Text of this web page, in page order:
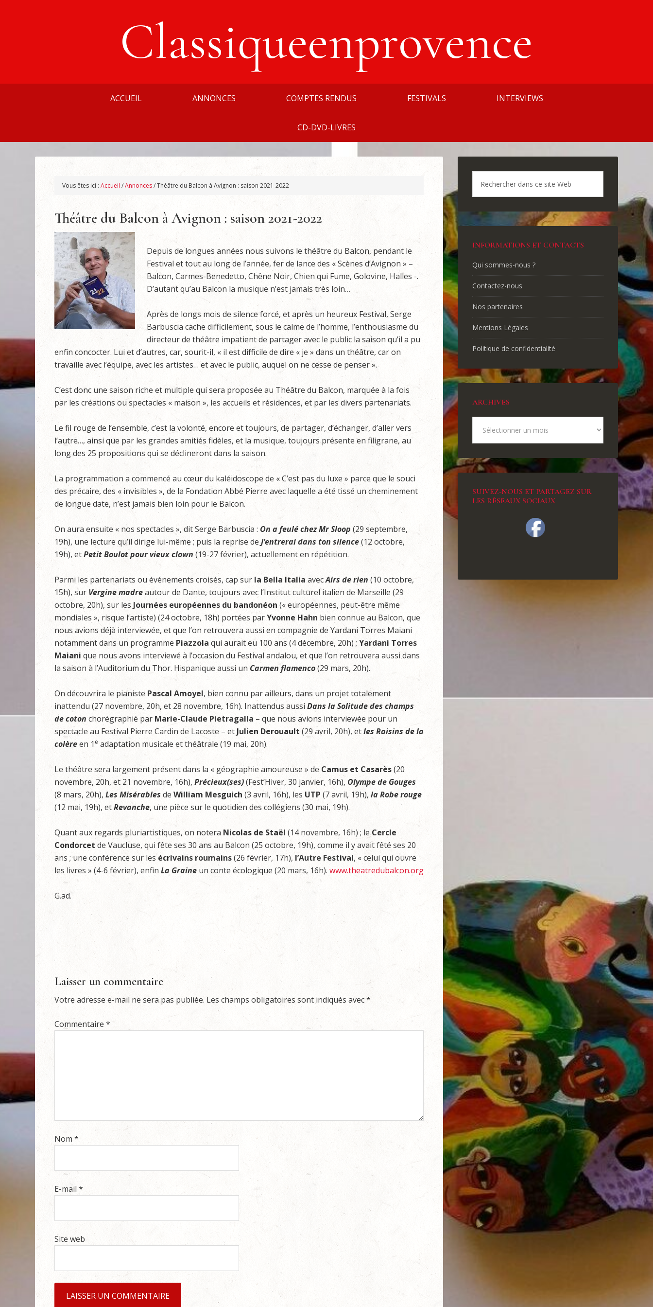
Classiqueenprovence
ACCUEIL ANNONCES COMPTES RENDUS FESTIVALS INTERVIEWS
CD-DVD-LIVRES
Vous êtes ici : Accueil /Annonces/Théâtre du Balcon à Avignon : saison 2021-2022
Théâtre du Balcon à Avignon : saison 2021-2022
Depuis de longues années nous suivons le théâtre du Balcon, pendant le
Festival et tout au long de l’année, fer de lance des « Scènes d’Avignon » –
Balcon, Carmes-Benedetto, Chêne Noir, Chien qui Fume, Golovine, Halles -.
D’autant qu’au Balcon la musique n’est jamais très loin…
Après de longs mois de silence forcé, et après un heureux Festival, Serge
Barbuscia cache difficilement, sous le calme de l’homme, l’enthousiasme du
directeur de théâtre impatient de partager avec le public la saison qu’il a pu
enfin concocter. Lui et d’autres, car, sourit-il, « il est difficile de dire « je » dans un théâtre, car on
travaille avec l’équipe, avec les artistes… et avec le public, auquel on ne cesse de penser ».
C’est donc une saison riche et multiple qui sera proposée au Théâtre du Balcon, marquée à la fois
par les créations ou spectacles « maison », les accueils et résidences, et par les divers partenariats.
Le fil rouge de l’ensemble, c’est la volonté, encore et toujours, de partager, d’échanger, d’aller vers
l’autre…, ainsi que par les grandes amitiés fidèles, et la musique, toujours présente en filigrane, au
long des 25 propositions qui se déclineront dans la saison.
La programmation a commencé au cœur du kaléidoscope de « C’est pas du luxe » parce que le souci
des précaire, des « invisibles », de la Fondation Abbé Pierre avec laquelle a été tissé un cheminement
de longue date, n’est jamais bien loin pour le Balcon.
On aura ensuite « nos spectacles », dit Serge Barbuscia : On a feulé chez Mr Sloop (29 septembre,
19h), une lecture qu’il dirige lui-même ; puis la reprise de J’entrerai dans ton silence(12 octobre,
19h), etPetit Boulot pour vieux clown (19-27 février), actuellement en répétition.
Parmi les partenariats ou événements croisés, cap sur la Bella Italia avecAirs de rien (10 octobre,
15h), sur Vergine madreautour de Dante, toujours avec l’Institut culturel italien de Marseille (29
octobre, 20h), sur les Journées européennes du bandonéon (« européennes, peut-être même
mondiales », risque l’artiste) (24 octobre, 18h) portées parYvonne Hahn bien connue au Balcon, que
nous avions déjà interviewée, et que l’on retrouvera aussi en compagnie de Yardani Torres Maiani
notamment dans un programme Piazzola qui aurait eu 100 ans (4 décembre, 20h) ; Yardani Torres
Maiani que nous avons interviewé à l’occasion du Festival andalou, et que l’on retrouvera aussi dans
la saison à l’Auditorium du Thor. Hispanique aussi un Carmen flamenco(29 mars, 20h).
On découvrira le pianiste Pascal Amoyel, bien connu par ailleurs, dans un projet totalement
inattendu (27 novembre, 20h, et 28 novembre, 16h). Inattendus aussi Dans la Solitude des champs
de coton chorégraphié par Marie-Claude Pietragalla – que nous avions interviewée pour un
spectacle au Festival Pierre Cardin de Lacoste – et Julien Derouault (29 avril, 20h), etles Raisins de la
colèreen 1 e adaptation musicale et théâtrale (19 mai, 20h).
Le théâtre sera largement présent dans la « géographie amoureuse » de Camus et Casarès(20
novembre, 20h, et 21 novembre, 16h), Précieux(ses)(Fest’Hiver, 30 janvier, 16h), Olympe de Gouges
(8 mars, 20h), Les Misérables de William Mesguich (3 avril, 16h), les UTP (7 avril, 19h), la Robe rouge
(12 mai, 19h), etRevanche, une pièce sur le quotidien des collégiens (30 mai, 19h).
Quant aux regards pluriartistiques, on notera Nicolas de Staël (14 novembre, 16h) ; leCercle
Condorcet de Vaucluse, qui fête ses 30 ans au Balcon (25 octobre, 19h), comme il y avait fêté ses 20
ans ; une conférence sur lesécrivains roumains(26 février, 17h),l’Autre Festival, « celui qui ouvre
les livres » (4-6 février), enfinLa Graine un conte écologique (20 mars, 16h). www.theatredubalcon.org
G.ad.
Laisser un commentaire
Votre adresse e-mail ne sera pas publiée. Les champs obligatoires sont indiqués avec*
Commentaire *
Nom *
E-mail *
Site web
INFORMATIONS ET CONTACTS
Qui sommes-nous ?
Contactez-nous
Nos partenaires
Mentions Légales
Politique de confidentialité
ARCHIVES
SUIVEZ-NOUS ET PARTAGEZ SUR
LES RÉSEAUX SOCIAUX